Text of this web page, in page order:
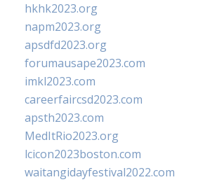
hkhk2023.org
napm2023.org
apsdfd2023.org
forumausape2023.com
imkl2023.com
careerfaircsd2023.com
apsth2023.com
MedItRio2023.org
lcicon2023boston.com
waitangidayfestival2022.com